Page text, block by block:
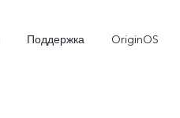
Поддержка OriginOS